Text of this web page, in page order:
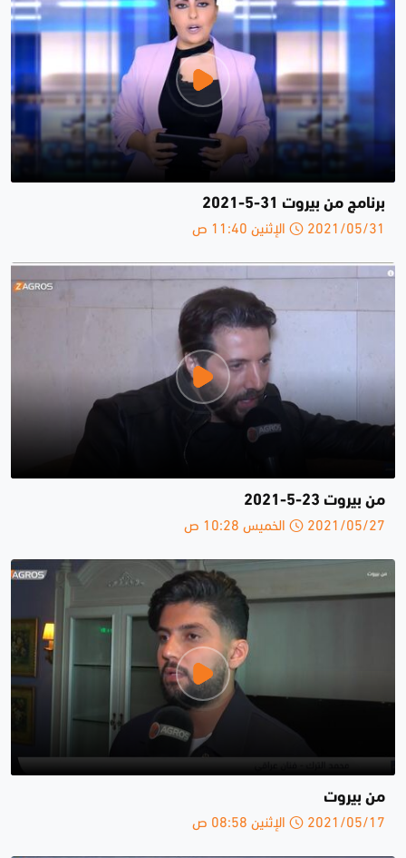
برنامج من بيروت 31-5-2021
2021/05/31 الإثنين 11:40 ص
من بيروت 23-5-2021
2021/05/27 الخميس 10:28 ص
من بيروت
2021/05/17 الإثنين 08:58 ص